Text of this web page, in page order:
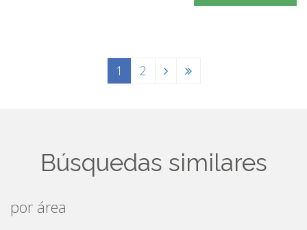
1 2
Búsquedas similares
por área